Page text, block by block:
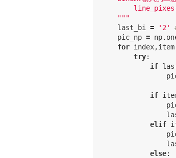
    """
last_bi
= '2'
pic_np = np.
for index,item
try:
if
if
elif
else: